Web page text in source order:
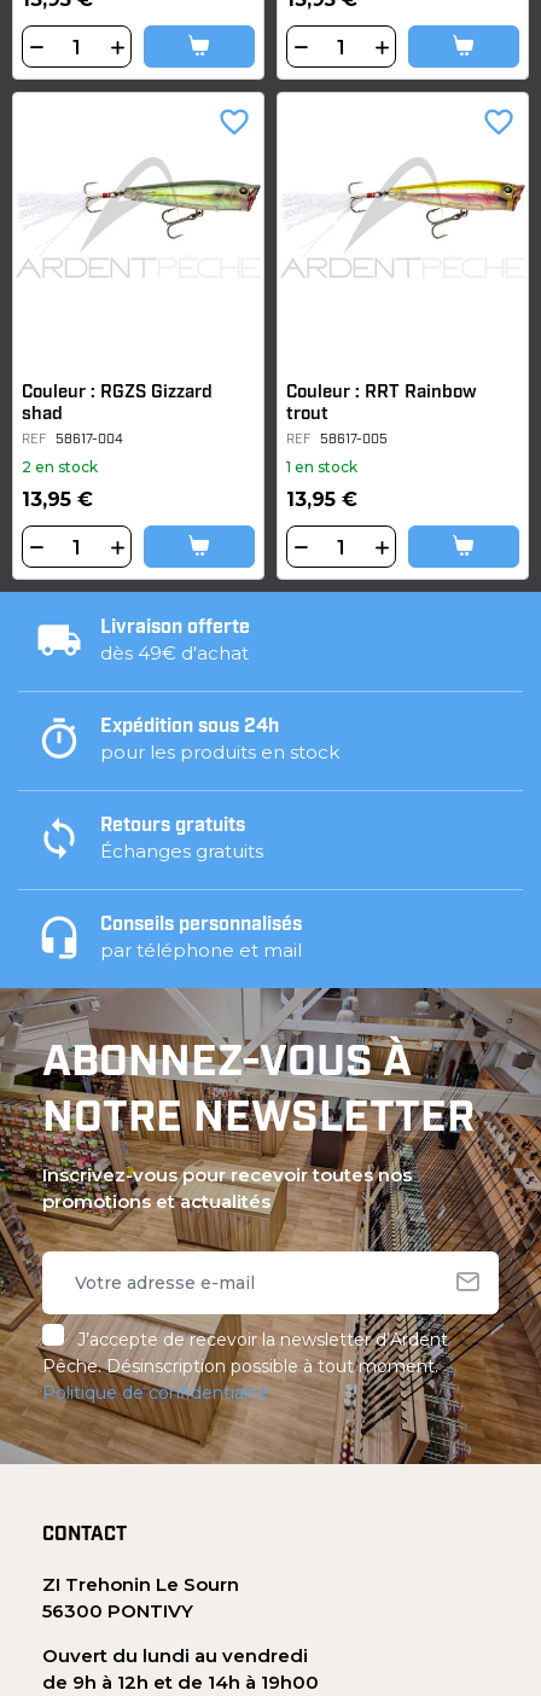
Couleur : RGZS Gizzard
shad
REF 58617-004
2 en stock
13,95 €
favorite_border
Couleur : RRT Rainbow
trout
REF 58617-005
1 en stock
13,95 €
favorite_border
Livraison offerte
dès 49€ d'achat
Expédition sous 24h
pour les produits en stock
Retours gratuits
Échanges gratuits
Conseils personnalisés
par téléphone et mail
ABONNEZ-VOUS À
NOTRE NEWSLETTER
Inscrivez-vous pour recevoir toutes nos
promotions et actualités
J’accepte de recevoir la newsletter d’Ardent
Pêche. Désinscription possible à tout moment.
Politique de confidentialité
CONTACT
ZI Trehonin Le Sourn
56300 PONTIVY
Ouvert du lundi au vendredi
de 9h à 12h et de 14h à 19h00